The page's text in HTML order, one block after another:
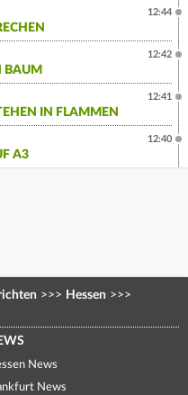
12:44
BAUM
12:42
IN FLAMMEN
12:41
A3
12:40
>>> Hessen >>>
News
News